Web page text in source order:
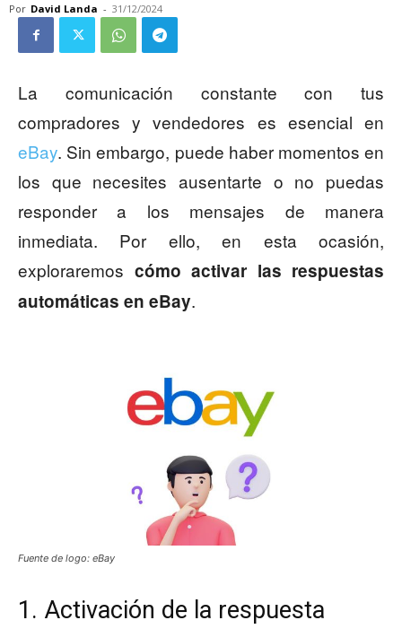
Por David Landa - 31/12/2024
La comunicación constante con tus
compradores y vendedores es esencial en
eBay. Sin embargo, puede haber momentos en
los que necesites ausentarte o no puedas
responder a los mensajes de manera
inmediata. Por ello, en esta ocasión,
exploraremos cómo activar las respuestas
automáticas en eBay.
Fuente de logo: eBay
1. Activación de la respuesta